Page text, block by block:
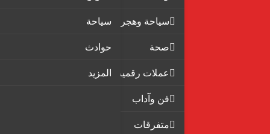
سياحة وهجرة
صحة
عملات رقمية
فن وآداب
متفرقات
سياحة
حوادث
المزيد